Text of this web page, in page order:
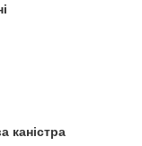
каністра